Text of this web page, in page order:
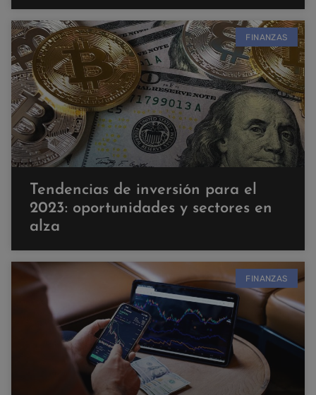
FINANZAS
Tendencias de inversión para el
2023: oportunidades y sectores en
alza
FINANZAS